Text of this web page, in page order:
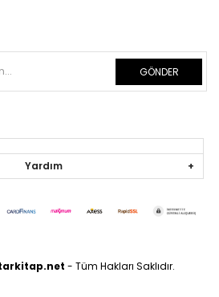
GÖNDER
Yardım
- Tüm Hakları Saklıdır.